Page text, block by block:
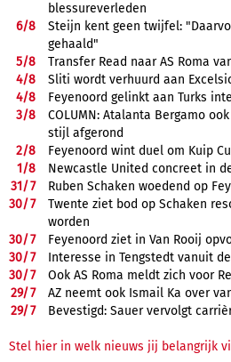
blessureverleden
6/8
Steijn kent geen twijfel:
gehaald"
5/8
Transfer Read naar AS Roma
4/8
Sliti wordt verhuurd aan
4/8
Feyenoord gelinkt aan Turks
3/8
COLUMN: Atalanta Bergamo
stijl afgerond
2/8
Feyenoord wint duel om Kuip
1/8
Newcastle United concreet in
31/7
Ruben Schaken woedend op
30/7
Twente ziet bod op Schaken
worden
30/7
Feyenoord ziet in Van Rooij
30/7
Interesse in Tengstedt vanuit de
30/7
Ook AS Roma meldt zich voor
29/7
AZ neemt ook Ismail Ka over
29/7 Bevestigd: Sauer vervolgt
Stel hier in welk nieuws jij belangrijk